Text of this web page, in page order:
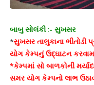
બાબુ સોલંકી :- સુખસર
*સુખસર તાલુકાના ભીતોડી
યોગ કેમ્પનું ઉદ્ઘાટન
*કેમ્પમાં સો બાળકોની
સમર યોગ કેમ્પનો લાભ